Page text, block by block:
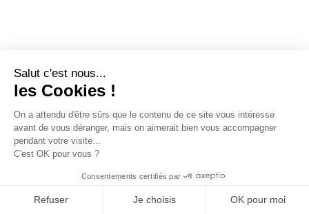
Salut c'est nous...
les Cookies !
On a attendu d'être sûrs que le contenu de ce site vous intéresse
avant de vous déranger, mais on aimerait bien vous accompagner
pendant votre visite...
C'est OK pour vous ?
Consentements certifiés par
Refuser Je choisis OK pour moi